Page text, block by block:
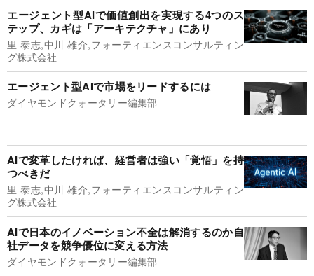
エージェント型AIで価値創出を実現する4つのス
テップ、カギは「アーキテクチャ」にあり
里 泰志,中川 雄介,フォーティエンスコンサルティン
グ株式会社
エージェント型AIで市場をリードするには
ダイヤモンドクォータリー編集部
AIで変革したければ、経営者は強い「覚悟」を持
つべきだ
里 泰志,中川 雄介,フォーティエンスコンサルティン
グ株式会社
AIで日本のイノベーション不全は解消するのか自
社データを競争優位に変える方法
ダイヤモンドクォータリー編集部